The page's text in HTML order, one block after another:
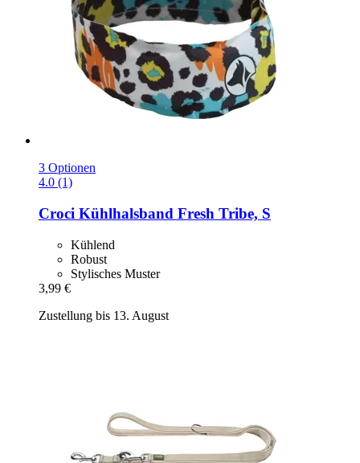
3 Optionen
4.0 (1)
Croci Kühlhalsband Fresh Tribe, S
Kühlend
Robust
Stylisches Muster
3,99 €
Zustellung bis 13. August